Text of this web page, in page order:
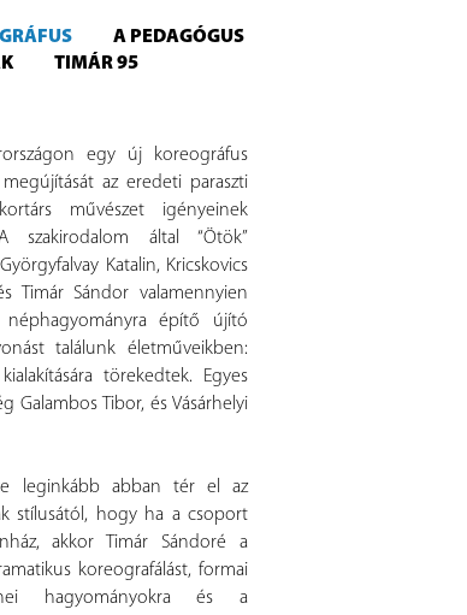
A PEDAGÓGUS
TIMÁR 95
egy új koreográfus
az eredeti paraszti
művészet igényeinek
szakirodalom által “Ötök”
Katalin, Kricskovics
Timár Sándor valamennyien
építő újító
találunk életműveikben:
törekedtek. Egyes
Galambos Tibor, és Vásárhelyi
leginkább abban tér el az
stílusától, hogy ha a csoport
akkor Timár Sándoré a
koreografálást, formai
hagyományokra és a